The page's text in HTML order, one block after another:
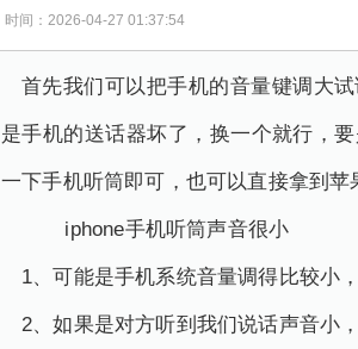
时间：2026-04-27 01:37:54
首先我们可以把手机的音量键调大
是手机的送话器坏了，换一个就行，
一下手机听筒即可，也可以直接拿到苹
iphone手机听筒声音很小
1、可能是手机系统音量调得比较小
2、如果是对方听到我们说话声音小